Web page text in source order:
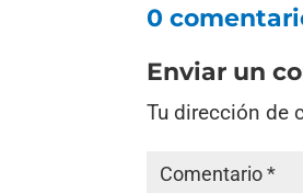
0
Enviar un
Tu dirección de